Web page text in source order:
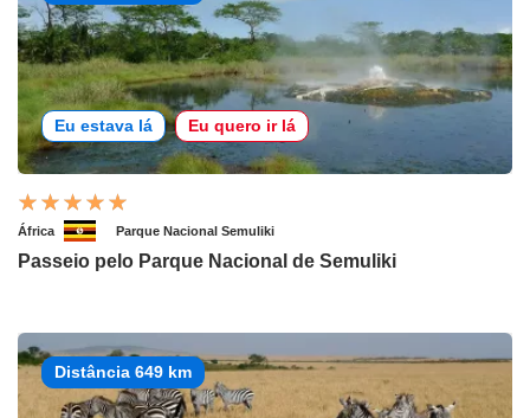
Eu estava lá Eu quero ir lá
África Parque Nacional Semuliki
Passeio pelo Parque Nacional de Semuliki
Distância 649 km